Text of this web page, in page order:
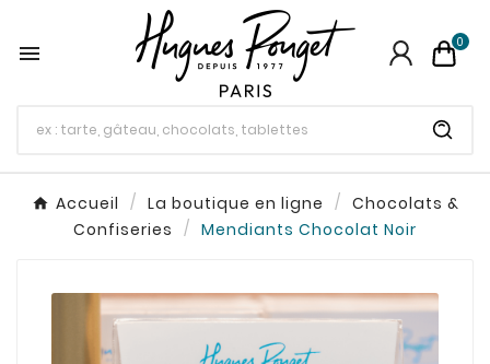
 0
Accueil La boutique en ligne
Chocolats &
Confiseries
Mendiants Chocolat Noir